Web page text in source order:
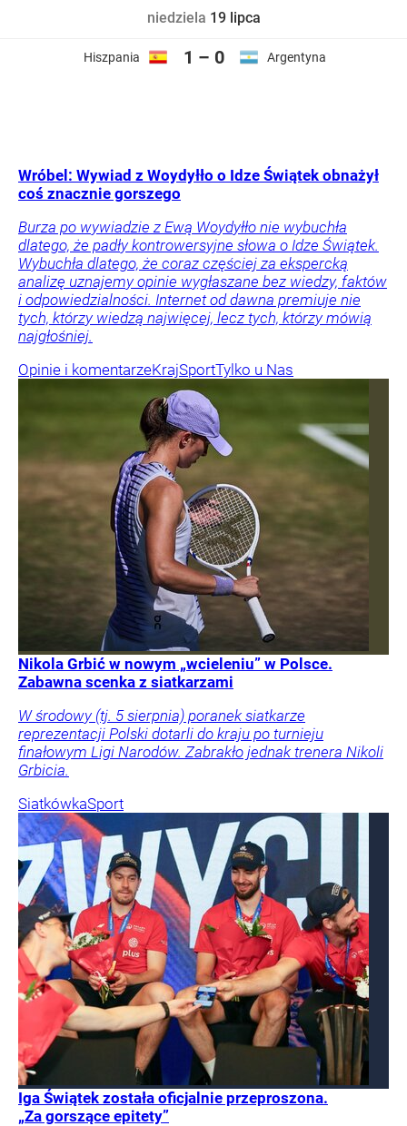
niedziela 19 lipca
Hiszpania 1 – 0 Argentyna
Wróbel: Wywiad z Woydyłło o Idze Świątek obnażył
coś znacznie gorszego
Burza po wywiadzie z Ewą Woydyłło nie wybuchła
dlatego, że padły kontrowersyjne słowa o Idze Świątek.
Wybuchła dlatego, że coraz częściej za ekspercką
analizę uznajemy opinie wygłaszane bez wiedzy, faktów
i odpowiedzialności. Internet od dawna premiuje nie
tych, którzy wiedzą najwięcej, lecz tych, którzy mówią
najgłośniej.
Opinie i komentarzeKrajSportTylko u Nas
Nikola Grbić w nowym „wcieleniu” w Polsce.
Zabawna scenka z siatkarzami
W środowy (tj. 5 sierpnia) poranek siatkarze
reprezentacji Polski dotarli do kraju po turnieju
finałowym Ligi Narodów. Zabrakło jednak trenera Nikoli
Grbicia.
SiatkówkaSport
Iga Świątek została oficjalnie przeproszona.
„Za gorszące epitety”